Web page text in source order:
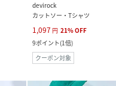
devirock
カットソー・Tシャツ
1,097 円 21%OFF
9ポイント(1倍)
クーポン対象